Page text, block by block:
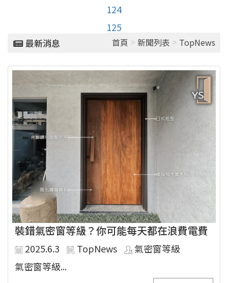
124
125
最新消息 首頁 > 新聞列表 > TopNews
裝錯氣密窗等級？你可能每天都在浪費電費
2025.6.3 TopNews
氣密窗等級
氣密窗等級...